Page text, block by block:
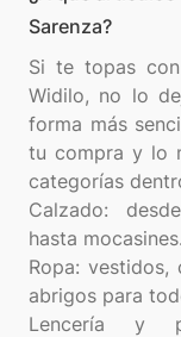
Sarenza?
Si te topas
Widilo, no lo
forma más
tu compra y lo
categorías
Calzado:
hasta mocasines.
Ropa: vestidos,
abrigos para
Lencería y